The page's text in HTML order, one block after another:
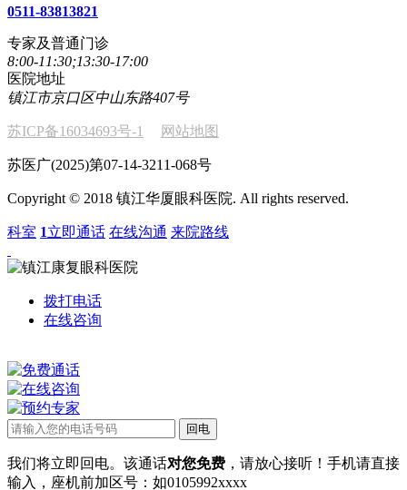
0511-83813821
专家及普通门诊
8:00-11:30;13:30-17:00
医院地址
镇江市京口区中山东路407号
苏ICP备16034693号-1 网站地图
苏医广(2025)第07-14-3211-068号
Copyright © 2018 镇江华厦眼科医院. All rights reserved.
科室 1立即通话 在线沟通 来院路线
拨打电话
在线咨询
我们将立即回电。该通话对您免费 ，请放心接听！手机请直接
输入，座机前加区号：如0105992xxxx